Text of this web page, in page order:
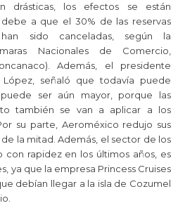
drásticas, los efectos se están
a que el 30% de las reservas
sido canceladas, según la
Nacionales de Comercio,
Además, el presidente
López, señaló que todavía puede
ser aún mayor, porque las
también se van a aplicar a los
su parte, Aeroméxico redujo sus
la mitad. Además, el sector de los
rapidez en los últimos años, es
ya que la empresa Princess Cruises
debían llegar a la isla de Cozumel